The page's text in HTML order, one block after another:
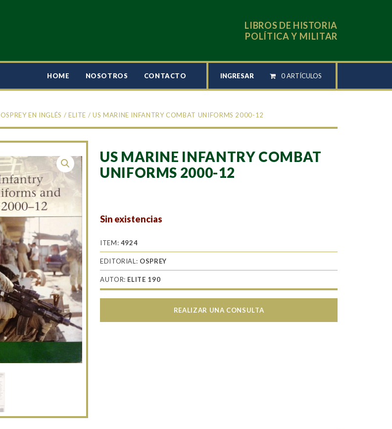
LIBROS DE HISTORIA
POLÍTICA Y MILITAR
HOME NOSOTROS CONTACTO INGRESAR 0 ARTÍCULOS
OSPREY EN INGLÉS / ELITE / US MARINE INFANTRY COMBAT UNIFORMS 2000-12
US MARINE INFANTRY COMBAT
UNIFORMS 2000-12
Sin existencias
ITEM: 4924
EDITORIAL: OSPREY
AUTOR: ELITE 190
REALIZAR UNA CONSULTA